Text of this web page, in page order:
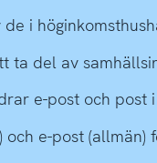
i
ta del av
e-post och
e-post